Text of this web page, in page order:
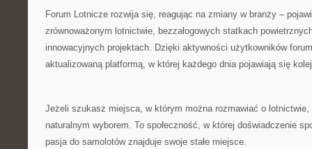
Forum Lotnicze rozwija się, reagując na zmiany w branży –
zrównoważonym lotnictwie, bezzałogowych statkach
innowacyjnych projektach. Dzięki aktywności użytkowników
aktualizowaną platformą, w której każdego dnia pojawiają się
Jeżeli szukasz miejsca, w którym można rozmawiać o lotnictwie,
naturalnym wyborem. To społeczność, w której doświadczenie
pasja do samolotów znajduje swoje stałe miejsce.